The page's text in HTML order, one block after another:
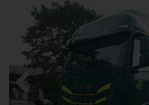
Previous